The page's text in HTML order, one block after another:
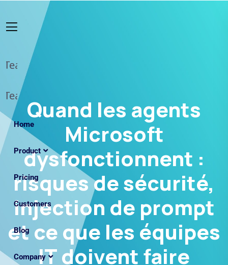
Home
Product
Pricing
Customers
Blog
Company
Quand les agents
Microsoft
dysfonctionnent :
risques de sécurité,
injection de prompt
et ce que les équipes
IT doivent faire